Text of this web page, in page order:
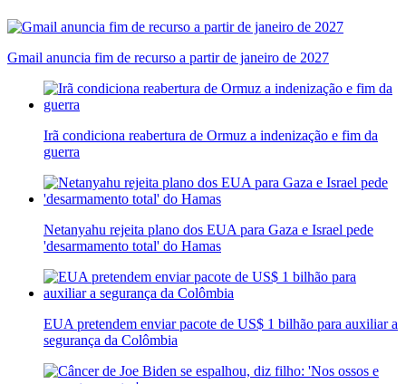
Gmail anuncia fim de recurso a partir de janeiro de 2027
Irã condiciona reabertura de Ormuz a indenização e fim da
guerra
Netanyahu rejeita plano dos EUA para Gaza e Israel pede
'desarmamento total' do Hamas
EUA pretendem enviar pacote de US$ 1 bilhão para auxiliar a
segurança da Colômbia